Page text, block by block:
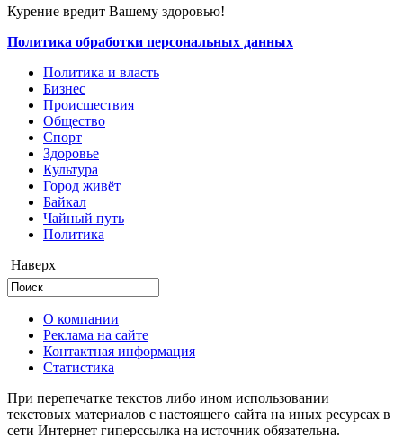
Курение вредит Вашему здоровью!
Политика обработки персональных данных
Политика и власть
Бизнес
Происшествия
Общество
Cпорт
Здоровье
Культура
Город живёт
Байкал
Чайный путь
Политика
Наверх
О компании
Реклама на сайте
Контактная информация
Статистика
При перепечатке текстов либо ином использовании
текстовых материалов с настоящего сайта на иных ресурсах в
сети Интернет гиперссылка на источник обязательна.